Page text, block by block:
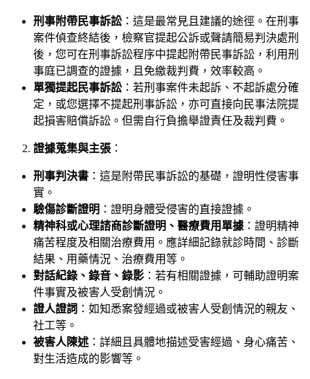
刑事附帶民事訴訟：這是最常見且建議的途徑。在刑事
案件偵查終結後，檢察官提起公訴或聲請簡易判決處刑
後，您可在刑事訴訟程序中提起附帶民事訴訟，利用刑
事庭已調查的證據，且免繳裁判費，效率較高。
單獨提起民事訴訟：若刑事案件未起訴、不起訴處分確
定，或您選擇不提起刑事訴訟，亦可直接向民事法院提
起損害賠償訴訟。但需自行負擔舉證責任及裁判費。
證據蒐集與主張 ：
刑事判決書 ：這是附帶民事訴訟的基礎，證明性侵害事
實。
驗傷診斷證明 ：證明身體受侵害的直接證據。
精神科或心理諮商診斷證明、醫療費用單據 ：證明精神
痛苦程度及相關治療費用。應詳細記錄就診時間、診斷
結果、用藥情況、治療費用等。
對話紀錄、錄音、錄影 ：若有相關證據，可輔助證明案
件事實及被害人受創情況。
證人證詞 ：如知悉案發經過或被害人受創情況的親友、
社工等。
被害人陳述 ：詳細且具體地描述受害經過、身心痛苦、
對生活造成的影響等。